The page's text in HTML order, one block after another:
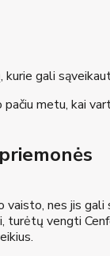
gali
metu, kai
nes jis
turėtų vengti